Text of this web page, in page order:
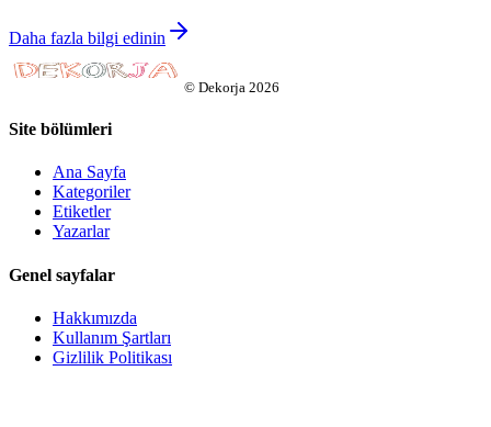
Daha fazla bilgi edinin
© Dekorja 2026
Site bölümleri
Ana Sayfa
Kategoriler
Etiketler
Yazarlar
Genel sayfalar
Hakkımızda
Kullanım Şartları
Gizlilik Politikası